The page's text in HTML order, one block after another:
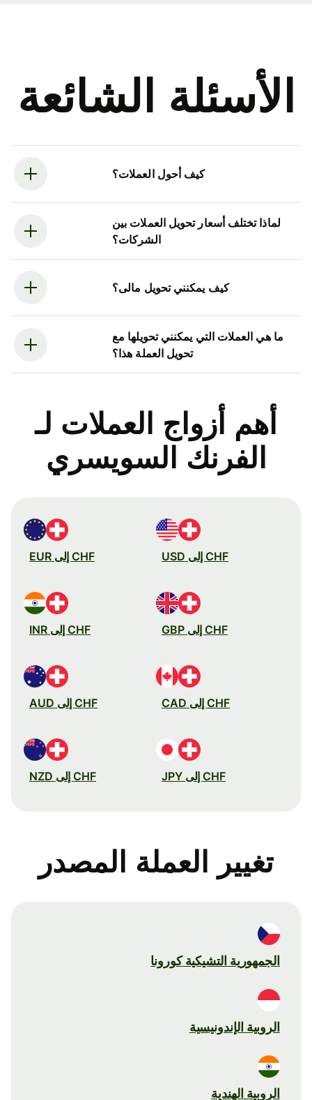
الأسئلة الشائعة
كيف أحول العملات؟
لماذا تختلف أسعار تحويل العملات بين
الشركات؟
كيف يمكنني تحويل مالى؟
ما هي العملات التي يمكنني تحويلها مع
تحويل العملة هذا؟
أهم أزواج العملات لـ
الفرنك السويسري
CHF إلى USD CHF إلى EUR
CHF إلى GBP CHF إلى INR
CHF إلى CAD CHF إلى AUD
CHF إلى JPY CHF إلى NZD
تغيير العملة المصدر
الجمهورية التشيكية كورونا
الروبية الإندونيسية
الروبية الهندية